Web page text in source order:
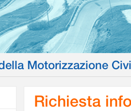
Motorizzazione
Richiesta